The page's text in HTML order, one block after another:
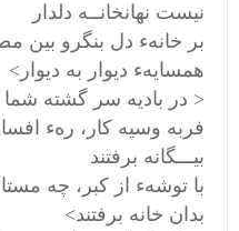
نیست نهانخانــه دلدار
بر خانهء دل بنگرو بین
همسایهء دیوار به دیوار>
< در بادیه سر گشته شما
فربه وسیه کار، رهء
بیـــگانه برفتند
با توشهء از کبر، چه
بدان خانه برفتند>